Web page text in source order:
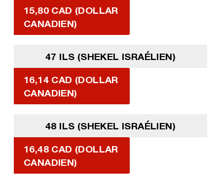
15,80 CAD (DOLLAR
CANADIEN)
47 ILS (SHEKEL ISRAÉLIEN)
16,14 CAD (DOLLAR
CANADIEN)
48 ILS (SHEKEL ISRAÉLIEN)
16,48 CAD (DOLLAR
CANADIEN)